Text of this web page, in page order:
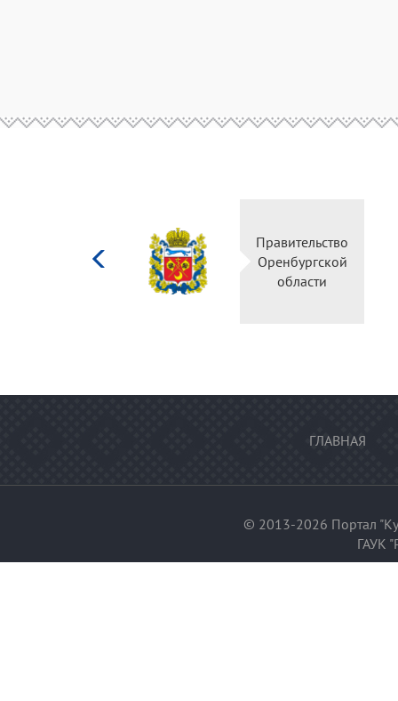
Правительство
Оренбургской
области
ГЛАВНАЯ
© 2013-2026 Портал
ГАУК